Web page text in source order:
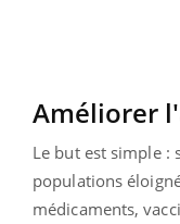
Améliorer
Le but est simple :
populations
médicaments,